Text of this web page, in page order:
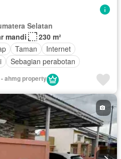
Selatan
mandi
230 m²
Taman
Internet
Sebagian perabotan
ahmg property